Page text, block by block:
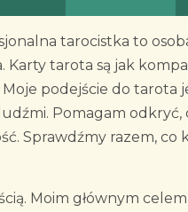
tarocistka to
tarota są jak
podejście do tarota
Pomagam
Sprawdźmy razem, co
Moim głównym